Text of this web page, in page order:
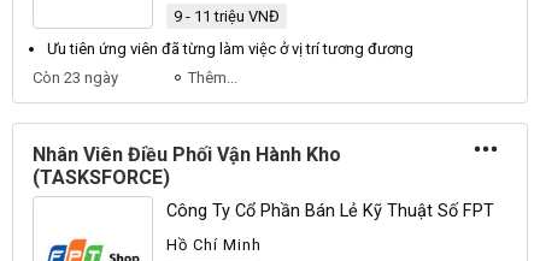
9 - 11 triệu VNĐ
Ưu tiên ứng viên đã từng làm việc ở vị trí tương đương
Còn 23 ngày
Thêm...
Nhân Viên Điều Phối Vận Hành Kho
(TASKSFORCE)
Công Ty Cổ Phần Bán Lẻ Kỹ Thuật Số FPT
Hồ Chí Minh